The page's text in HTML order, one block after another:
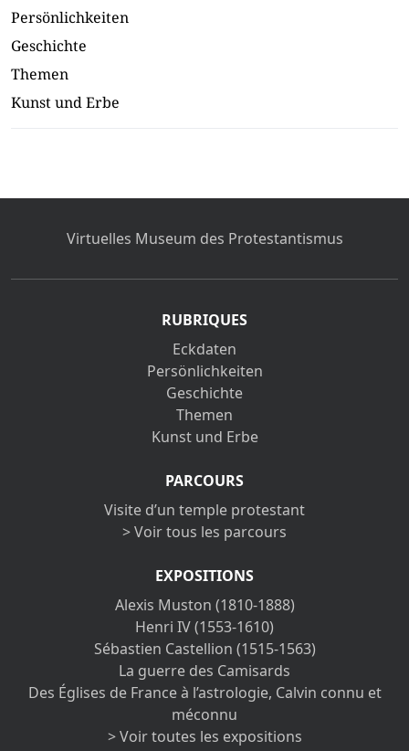
Persönlichkeiten
Geschichte
Themen
Kunst und Erbe
Virtuelles Museum des Protestantismus
RUBRIQUES
Eckdaten
Persönlichkeiten
Geschichte
Themen
Kunst und Erbe
PARCOURS
Visite d’un temple protestant
> Voir tous les parcours
EXPOSITIONS
Alexis Muston (1810-1888)
Henri IV (1553-1610)
Sébastien Castellion (1515-1563)
La guerre des Camisards
Des Églises de France à l’astrologie, Calvin connu et
méconnu
> Voir toutes les expositions